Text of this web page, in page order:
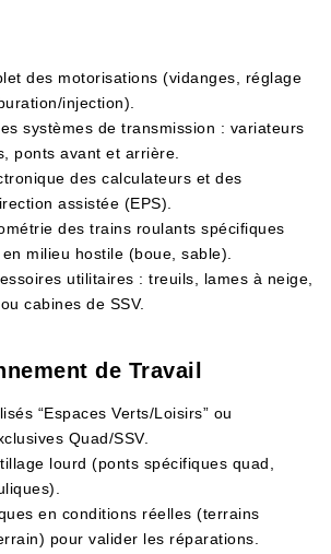
des motorisations (vidanges, réglage
injection).
systèmes de transmission : variateurs
ponts avant et arrière.
des calculateurs et des
assistée (EPS).
des trains roulants spécifiques
milieu hostile (boue, sable).
utilitaires : treuils, lames à neige,
cabines de SSV.
de Travail
“Espaces Verts/Loisirs” ou
Quad/SSV.
lourd (ponts spécifiques quad,
en conditions réelles (terrains
pour valider les réparations.